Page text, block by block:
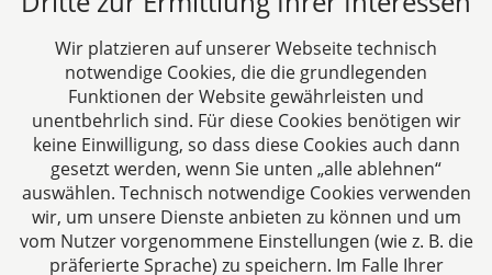
DH&K ist Ihre erfahrene Wirtschaftskanzlei aus
Aachen. Wir denken unternehmerisch und
verstehen uns als Full-Service-Dienstleister. Rechts-
und Steuerberatung auf höchstem Niveau in einer
persönlichen Beratungs- und Arbeitsatmosphäre
sind die Zielsetzungen unserer täglichen Arbeit.
Folgen Sie uns auf
Wir platzieren auf unserer Webseite technisch
notwendige Cookies, die die grundlegenden
Funktionen der Website gewährleisten und
unentbehrlich sind. Für diese Cookies benötigen wir
keine Einwilligung, so dass diese Cookies auch dann
gesetzt werden, wenn Sie unten „alle ablehnen“
auswählen. Technisch notwendige Cookies verwenden
wir, um unsere Dienste anbieten zu können und um
vom Nutzer vorgenommene Einstellungen (wie z. B. die
präferierte Sprache) zu speichern. Im Falle Ihrer